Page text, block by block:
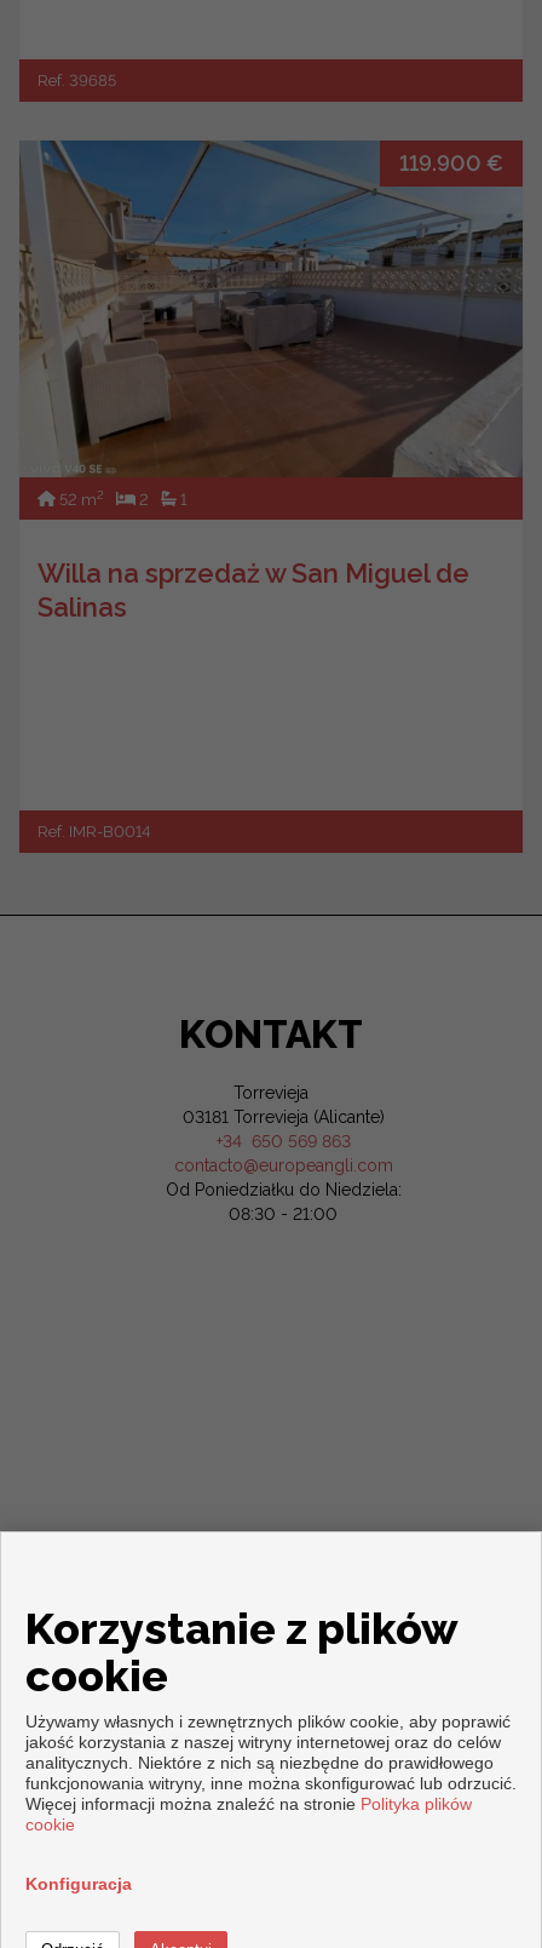
Ref. 39685
119.900 €
52 m2 2 1
Willa na sprzedaż w San Miguel de
Salinas
Ref. IMR-B0014
KONTAKT
Torrevieja
03181 Torrevieja (Alicante)
+34 650 569 863
contacto@europeangli.com
Od Poniedziałku do Niedziela:
08:30 - 21:00
Copyright © 2026. Wszelkie prawa zastrzeżone.
Nota prawna|Polityka prywatności |Polityka dotycząca plików
Korzystanie z plików
cookie
Używamy własnych i zewnętrznych plików cookie, aby poprawić
jakość korzystania z naszej witryny internetowej oraz do celów
analitycznych. Niektóre z nich są niezbędne do prawidłowego
funkcjonowania witryny, inne można skonfigurować lub odrzucić.
Więcej informacji można znaleźć na stronie Polityka plików
cookie
Konfiguracja